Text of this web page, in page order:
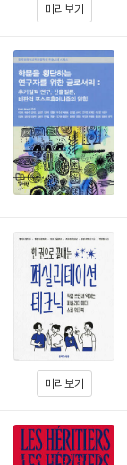
미리보기
미리보기